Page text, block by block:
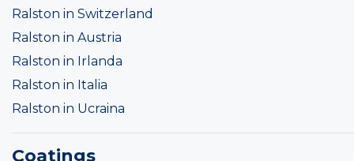
Ralston in Switzerland
Ralston in Austria
Ralston in Irlanda
Ralston in Italia
Ralston in Ucraina
Coatings